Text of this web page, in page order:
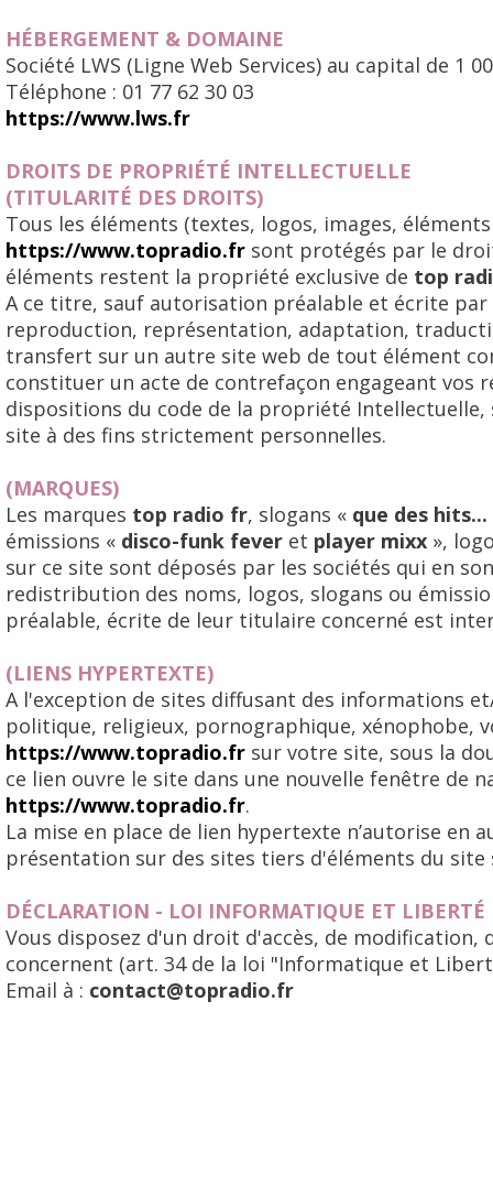
HÉBERGEMENT & DOMAINE
Société LWS (Ligne Web Services) au capital de 1
Téléphone : 01 77 62 30 03
https://www.lws.fr
DROITS DE PROPRIÉTÉ INTELLECTUELLE
(TITULARITÉ DES DROITS)
Tous les éléments (textes, logos, images,
https://www.topradio.fr sont protégés par le
éléments restent la propriété exclusive de top
A ce titre, sauf autorisation préalable et écrite par
reproduction, représentation, adaptation,
transfert sur un autre site web de tout élément
constituer un acte de contrefaçon engageant vos
dispositions du code de la propriété
site à des fins strictement personnelles.
(MARQUES)
Les marques top radio fr, slogans « que des
émissions « disco-funk fever et player mixx »,
sur ce site sont déposés par les sociétés qui en
redistribution des noms, logos, slogans ou
préalable, écrite de leur titulaire concerné est
(LIENS HYPERTEXTE)
A l'exception de sites diffusant des informations
politique, religieux, pornographique, xénophobe,
https://www.topradio.fr sur votre site, sous la
ce lien ouvre le site dans une nouvelle fenêtre de
https://www.topradio.fr.
La mise en place de lien hypertexte n’autorise en
présentation sur des sites tiers d'éléments du
DÉCLARATION - LOI INFORMATIQUE ET LIBERTÉ
Vous disposez d'un droit d'accès, de
concernent (art. 34 de la loi "Informatique et
Email à : contact@topradio.fr